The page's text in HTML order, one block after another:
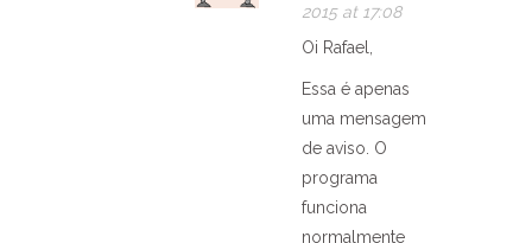
2015 at 17:08
Oi Rafael,
Essa é apenas
uma mensagem
de aviso. O
programa
funciona
normalmente